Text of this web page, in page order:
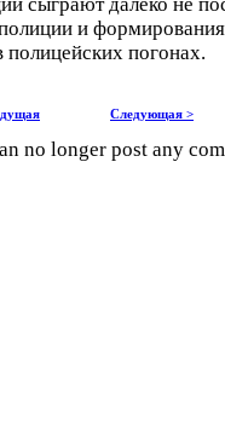
и формирования
полицейских погонах.
Следующая >
no longer post any